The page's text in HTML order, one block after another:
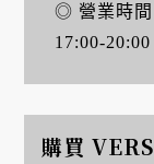
◎ 營業時間
17:00-20:00
購買